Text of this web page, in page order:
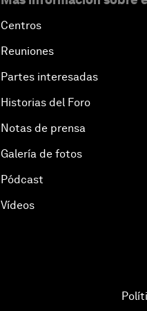
Centros
Reuniones
Partes interesadas
Historias del Foro
Notas de prensa
Galería de fotos
Pódcast
Vídeos